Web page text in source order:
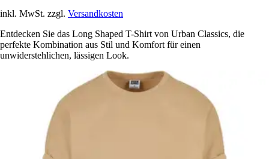
inkl. MwSt. zzgl. Versandkosten
Entdecken Sie das Long Shaped T-Shirt von Urban Classics, die
perfekte Kombination aus Stil und Komfort für einen
unwiderstehlichen, lässigen Look.